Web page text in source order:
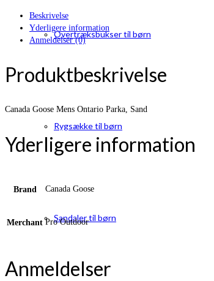
Overtræksbukser til børn
Rygsække til børn
Sandaler til børn
Beskrivelse
Yderligere information
Anmeldelser (0)
Produktbeskrivelse
Canada Goose Mens Ontario Parka, Sand
Yderligere information
Brand Canada Goose
Merchant Pro Outdoor
Anmeldelser